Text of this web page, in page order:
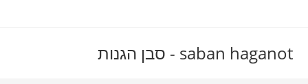
saban haganot - סבן הגנות